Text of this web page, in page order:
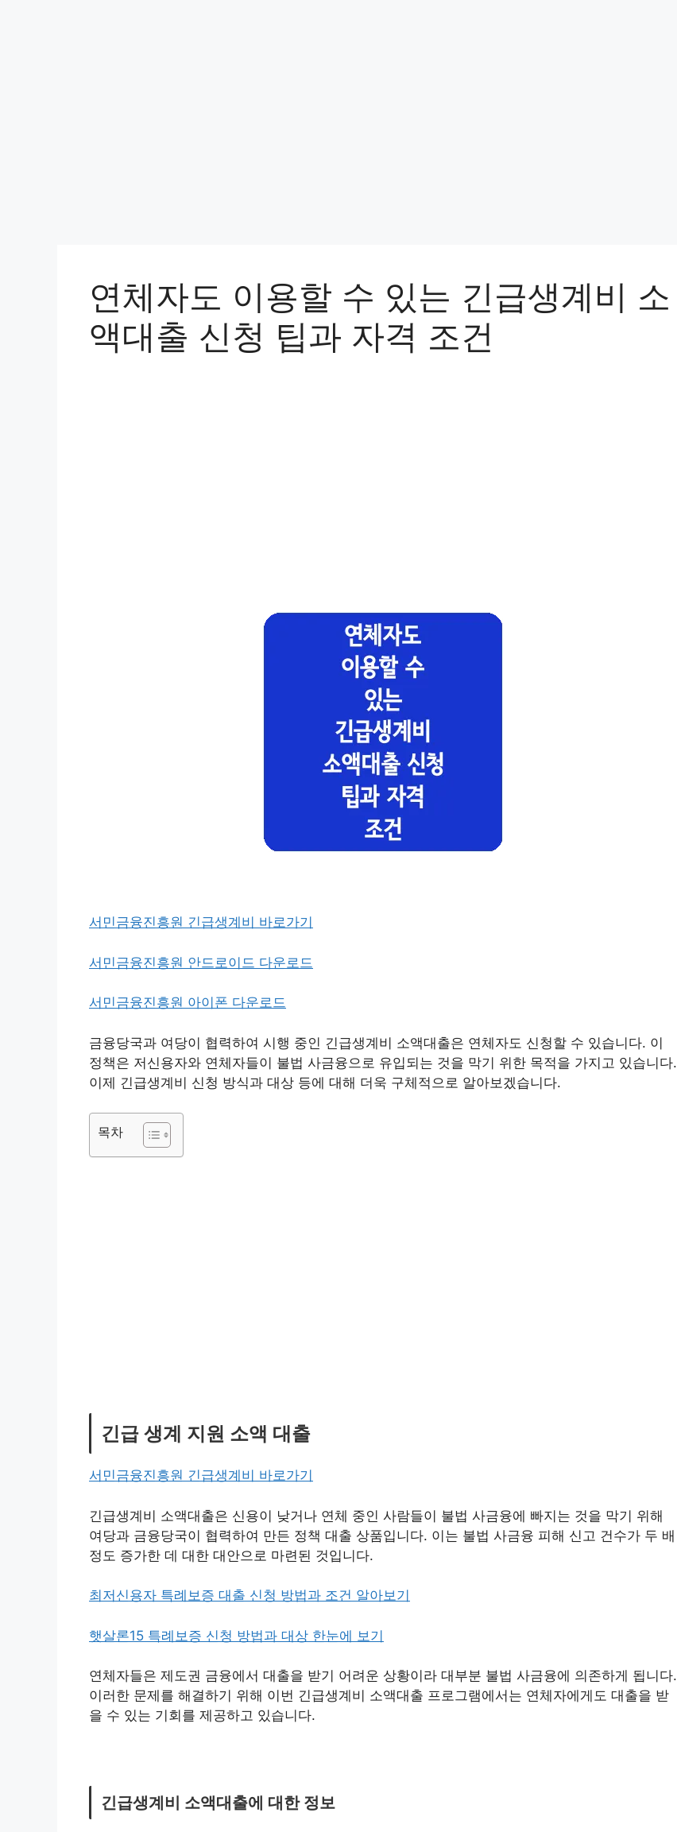
연체자도 이용할 수 있는 긴급생계비 소
액대출 신청 팁과 자격 조건
서민금융진흥원 긴급생계비 바로가기
서민금융진흥원 안드로이드 다운로드
서민금융진흥원 아이폰 다운로드
금융당국과 여당이 협력하여 시행 중인 긴급생계비 소액대출은 연체자도 신청할 수 있습니다. 이
정책은 저신용자와 연체자들이 불법 사금융으로 유입되는 것을 막기 위한 목적을 가지고 있습니다.
이제 긴급생계비 신청 방식과 대상 등에 대해 더욱 구체적으로 알아보겠습니다.
목차
긴급 생계 지원 소액 대출
서민금융진흥원 긴급생계비 바로가기
긴급생계비 소액대출은 신용이 낮거나 연체 중인 사람들이 불법 사금융에 빠지는 것을 막기 위해
여당과 금융당국이 협력하여 만든 정책 대출 상품입니다. 이는 불법 사금융 피해 신고 건수가 두 배
정도 증가한 데 대한 대안으로 마련된 것입니다.
최저신용자 특례보증 대출 신청 방법과 조건 알아보기
햇살론15 특례보증 신청 방법과 대상 한눈에 보기
연체자들은 제도권 금융에서 대출을 받기 어려운 상황이라 대부분 불법 사금융에 의존하게 됩니다.
이러한 문제를 해결하기 위해 이번 긴급생계비 소액대출 프로그램에서는 연체자에게도 대출을 받
을 수 있는 기회를 제공하고 있습니다.
긴급생계비 소액대출에 대한 정보